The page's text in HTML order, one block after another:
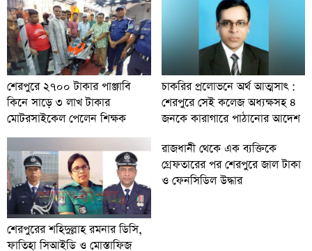
শেরপুরে ২৭০০ টাকার পাঞ্জাবি
কিনে সাড়ে ৩ লাখ টাকার
মোটরসাইকেল পেলেন শিক্ষক
চাকরির প্রলোভনে অর্থ আত্মসাৎ :
শেরপুরে সেই কলেজ অধ্যক্ষসহ ৪
জনকে কারাগারে পাঠানোর আদেশ
শেরপুরের শহিদুল্লাহ রমনার ডিসি,
ফাতিহা সিআইডি ও মোস্তাফিজ
রাজধানী থেকে এক ব্যক্তিকে
গ্রেফতারের পর শেরপুরে জাল টাকা
ও ফেনসিডিল উদ্ধার